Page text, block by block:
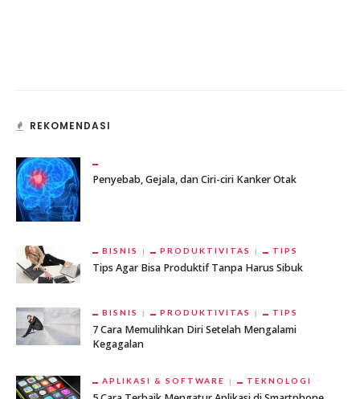
REKOMENDASI
Penyebab, Gejala, dan Ciri-ciri Kanker Otak
BISNIS PRODUKTIVITAS TIPS
Tips Agar Bisa Produktif Tanpa Harus Sibuk
BISNIS PRODUKTIVITAS TIPS
7 Cara Memulihkan Diri Setelah Mengalami
Kegagalan
APLIKASI & SOFTWARE TEKNOLOGI